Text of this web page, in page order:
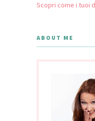
Scopri come i tuoi
ABOUT ME